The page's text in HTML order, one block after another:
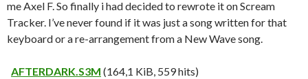
me Axel F. So finally i had decided to rewrote it on Scream
Tracker. I’ve never found if it was just a song written for that
keyboard or a re-arrangement from a New Wave song.
AFTERDARK.S3M (164,1 KiB, 559 hits)